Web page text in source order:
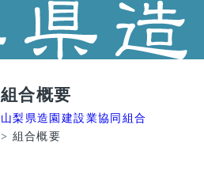
組合概要
山梨県造園建設業協同組合
> 組合概要